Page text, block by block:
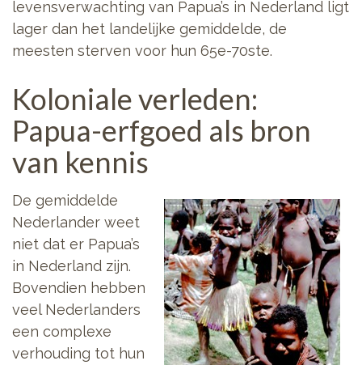
levensverwachting van Papua’s in Nederland ligt
lager dan het landelijke gemiddelde, de
meesten sterven voor hun 65e-70ste.
Koloniale verleden:
Papua-erfgoed als bron
van kennis
De gemiddelde
Nederlander weet
niet dat er Papua’s
in Nederland zijn.
Bovendien hebben
veel Nederlanders
een complexe
verhouding tot hun